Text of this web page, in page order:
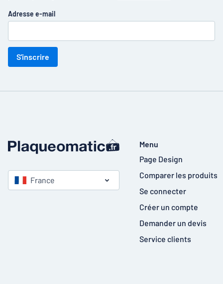
Adresse e-mail
S'inscrire
France
Menu
Page Design
Comparer les produits
Se connecter
Créer un compte
Demander un devis
Service clients